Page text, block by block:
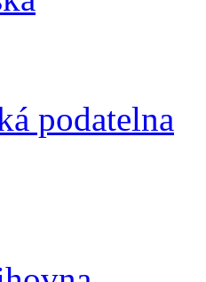
podatelna